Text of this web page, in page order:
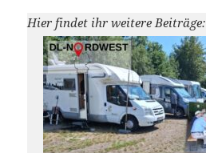
Hier findet ihr weitere Beiträge: